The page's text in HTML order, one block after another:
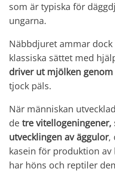
som är typiska för
ungarna.
Näbbdjuret ammar
klassiska sättet med
driver ut mjölken genom
tjock päls.
När människan
de tre
utvecklingen av äggulor,
kasein för produktion
har höns och reptiler